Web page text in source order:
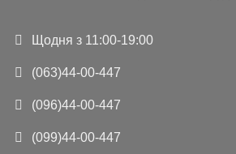
Щодня з 11:00-19:00
(063)44-00-447
(096)44-00-447
(099)44-00-447